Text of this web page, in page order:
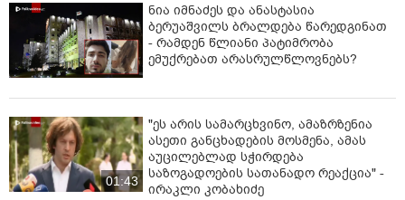
ნია იმნაძეს და ანასტასია
ბერუაშვილს ბრალდება წარედგინათ
- რამდენ წლიანი პატიმრობა
ემუქრებათ არასრულწლოვნებს?
01:43
"ეს არის სამარცხვინო, ამაზრზენია
ასეთი განცხადების მოსმენა, ამას
აუცილებლად სჭირდება
საზოგადოების სათანადო რეაქცია" -
ირაკლი კობახიძე